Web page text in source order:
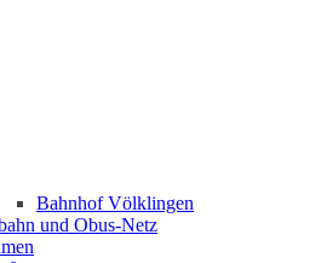
Bahnhof Völklingen
und Obus-Netz